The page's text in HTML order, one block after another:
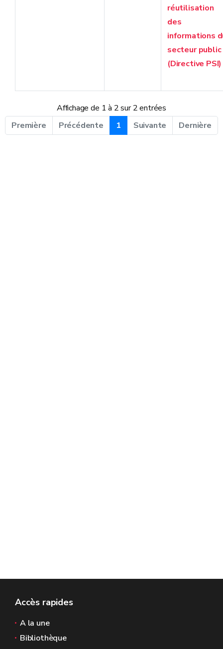
réutilisation
des
informations
secteur public
(Directive PSI)
Affichage de 1 à 2 sur 2 entrées
Première
Précédente 1 Suivante Dernière
Accès rapides
A la une
Bibliothèque